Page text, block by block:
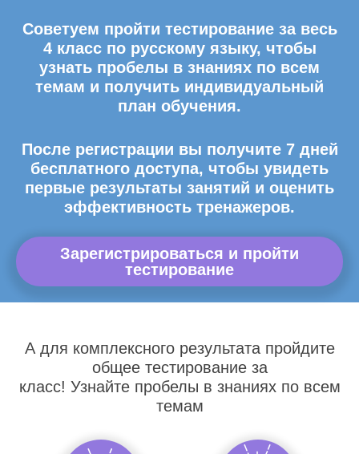
Советуем пройти тестирование за весь
4 класс по русскому языку, чтобы
узнать пробелы в знаниях по всем
темам и получить индивидуальный
план обучения.
После регистрации вы получите 7 дней
бесплатного доступа, чтобы увидеть
первые результаты занятий и оценить
эффективность тренажеров.
Зарегистрироваться и пройти
тестирование
А для комплексного результата пройдите
общее тестирование за
класс! Узнайте пробелы в знаниях по всем
темам